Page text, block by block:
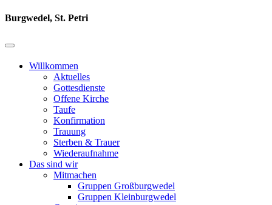
Burgwedel, St. Petri
Willkommen
Aktuelles
Gottesdienste
Offene Kirche
Taufe
Konfirmation
Trauung
Sterben & Trauer
Wiederaufnahme
Das sind wir
Mitmachen
Gruppen Großburgwedel
Gruppen Kleinburgwedel